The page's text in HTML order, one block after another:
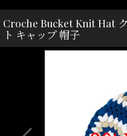
Croche Bucket Knit Hat
ト キャップ 帽子